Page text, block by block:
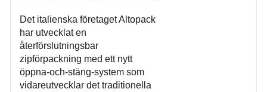
Det italienska företaget Altopack
har utvecklat en
återförslutningsbar
zipförpackning med ett nytt
öppna-och-stäng-system som
vidareutvecklar det traditionella